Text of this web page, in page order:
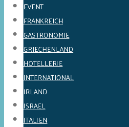
EVENT
FRANKREICH
GASTRONOMIE
GRIECHENLAND
HOTELLERIE
INTERNATIONAL
IRLAND
ISRAEL
ITALIEN